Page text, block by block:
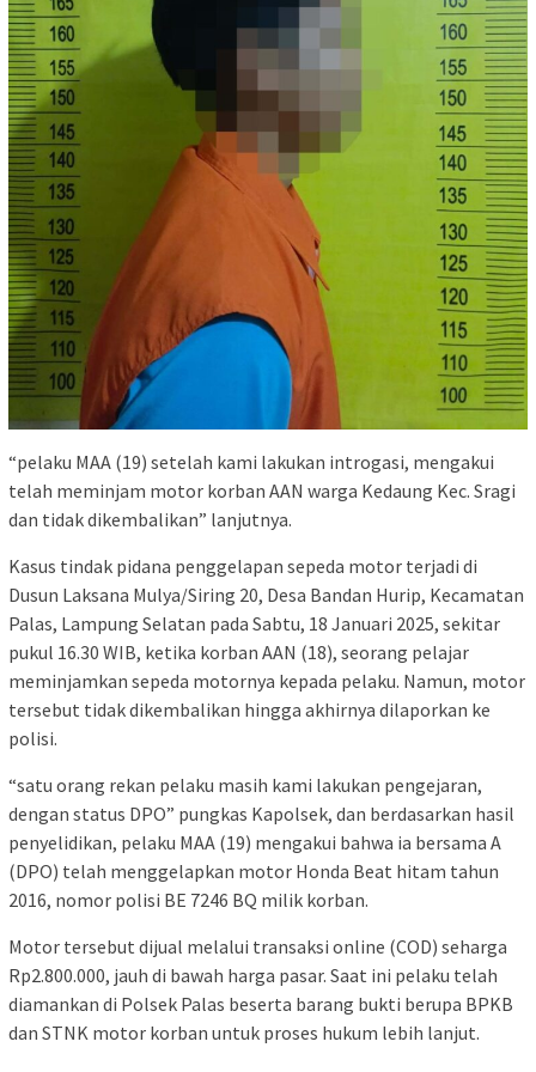
“pelaku MAA (19) setelah kami lakukan introgasi, mengakui
telah meminjam motor korban AAN warga Kedaung Kec. Sragi
dan tidak dikembalikan” lanjutnya.
Kasus tindak pidana penggelapan sepeda motor terjadi di
Dusun Laksana Mulya/Siring 20, Desa Bandan Hurip, Kecamatan
Palas, Lampung Selatan pada Sabtu, 18 Januari 2025, sekitar
pukul 16.30 WIB, ketika korban AAN (18), seorang pelajar
meminjamkan sepeda motornya kepada pelaku. Namun, motor
tersebut tidak dikembalikan hingga akhirnya dilaporkan ke
polisi.
“satu orang rekan pelaku masih kami lakukan pengejaran,
dengan status DPO” pungkas Kapolsek, dan berdasarkan hasil
penyelidikan, pelaku MAA (19) mengakui bahwa ia bersama A
(DPO) telah menggelapkan motor Honda Beat hitam tahun
2016, nomor polisi BE 7246 BQ milik korban.
Motor tersebut dijual melalui transaksi online (COD) seharga
Rp2.800.000, jauh di bawah harga pasar. Saat ini pelaku telah
diamankan di Polsek Palas beserta barang bukti berupa BPKB
dan STNK motor korban untuk proses hukum lebih lanjut.